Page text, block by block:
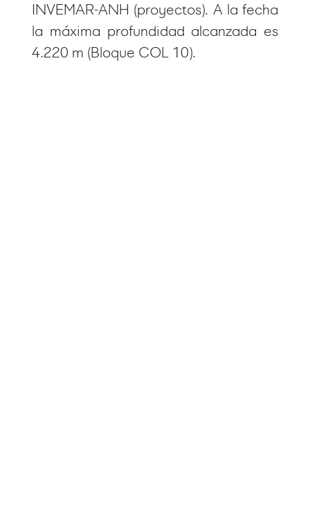
INVEMAR-ANH (proyectos). A la fecha
la máxima profundidad alcanzada es
4.220 m (Bloque COL 10).